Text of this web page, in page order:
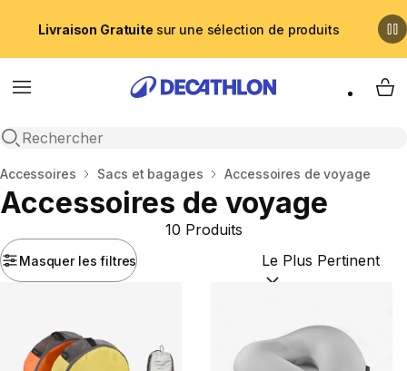
Livraison Gratuite sur une sélection de produits
Menu
Recherche ouverte
My
Accueil
Accessoires Sacs et bagages Accessoires de voyage
Accessoires de voyage
Masquer les filtres
10 Produits
Trier par :(optional)